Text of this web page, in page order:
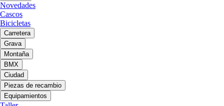
Novedades
Cascos
Bicicletas
Carretera
Grava
Montaña
BMX
Ciudad
Piezas de recambio
Equipamientos